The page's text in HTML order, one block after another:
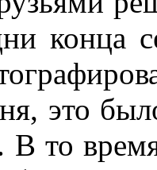
конца
это
В то